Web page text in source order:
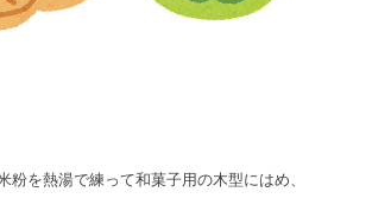
粉を熱湯で練って和菓子用の木型にはめ、